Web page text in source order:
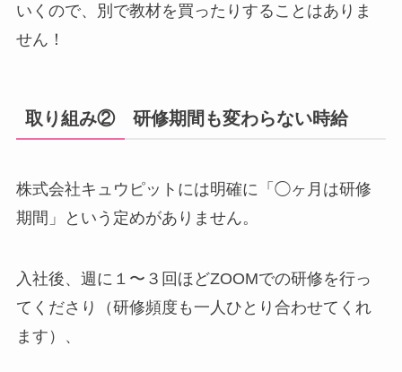
いくので、別で教材を買ったりすることはありま
せん！
取り組み② 研修期間も変わらない時給
株式会社キュウピットには明確に「◯ヶ月は研修
期間」という定めがありません。
入社後、週に１〜３回ほどZOOMでの研修を行っ
てくださり（研修頻度も一人ひとり合わせてくれ
ます）、